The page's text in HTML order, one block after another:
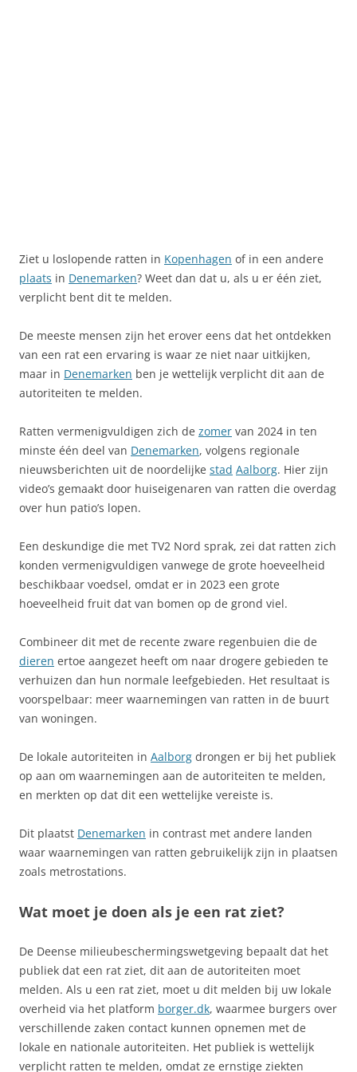
Ziet u loslopende ratten in Kopenhagen of in een andere
plaats in Denemarken? Weet dan dat u, als u er één ziet,
verplicht bent dit te melden.
De meeste mensen zijn het erover eens dat het ontdekken
van een rat een ervaring is waar ze niet naar uitkijken,
maar in Denemarken ben je wettelijk verplicht dit aan de
autoriteiten te melden.
Ratten vermenigvuldigen zich de zomer van 2024 in ten
minste één deel van Denemarken, volgens regionale
nieuwsberichten uit de noordelijke stad Aalborg. Hier zijn
video’s gemaakt door huiseigenaren van ratten die overdag
over hun patio’s lopen.
Een deskundige die met TV2 Nord sprak, zei dat ratten zich
konden vermenigvuldigen vanwege de grote hoeveelheid
beschikbaar voedsel, omdat er in 2023 een grote
hoeveelheid fruit dat van bomen op de grond viel.
Combineer dit met de recente zware regenbuien die de
dieren ertoe aangezet heeft om naar drogere gebieden te
verhuizen dan hun normale leefgebieden. Het resultaat is
voorspelbaar: meer waarnemingen van ratten in de buurt
van woningen.
De lokale autoriteiten in Aalborg drongen er bij het publiek
op aan om waarnemingen aan de autoriteiten te melden,
en merkten op dat dit een wettelijke vereiste is.
Dit plaatst Denemarken in contrast met andere landen
waar waarnemingen van ratten gebruikelijk zijn in plaatsen
zoals metrostations.
Wat moet je doen als je een rat ziet?
De Deense milieubeschermingswetgeving bepaalt dat het
publiek dat een rat ziet, dit aan de autoriteiten moet
melden. Als u een rat ziet, moet u dit melden bij uw lokale
overheid via het platform borger.dk, waarmee burgers over
verschillende zaken contact kunnen opnemen met de
lokale en nationale autoriteiten. Het publiek is wettelijk
verplicht ratten te melden, omdat ze ernstige ziekten